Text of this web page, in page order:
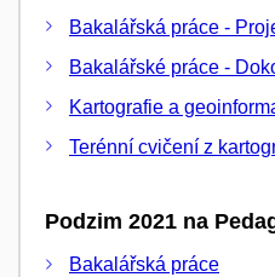
Bakalářská práce -
Bakalářské práce -
Kartografie a
Terénní cvičení z
Podzim 2021 na
Bakalářská práce